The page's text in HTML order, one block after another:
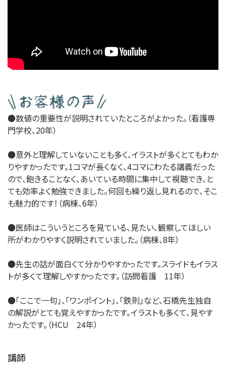
●数値の重要性が説明されていたところがよかった。（看護専
門学校、20年）
●意外と理解していないことも多く、イラストが多くとてもわか
りやすかったです。1コマが長くなく、4コマにわたる講義だった
ので、飽きることなく、あいている時間に集中して視聴でき、と
ても効率よく勉強できました。何回も繰り返し見れるので、そこ
も魅力的です！（病棟、6年）
●医師はこういうところを見ている、見たい、観察してほしい
所がわかりやすく説明されていました。（病棟、8年）
●先生の話が面白くて分かりやすかったです。スライドもイラス
トが多くて理解しやすかったです。（訪問看護 11年）
●「ここで一句」、「ワンポイント」、「鉄則」など、石橋先生独自
の解説がとても覚えやすかったです。イラストも多くて、見やす
かったです。（HCU 24年）
講師